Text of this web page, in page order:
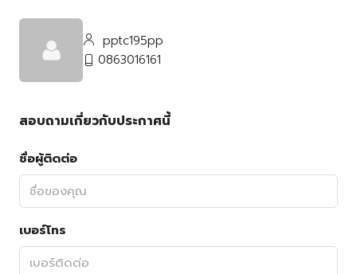
pptc195pp
0863016161
สอบถามเกี่ยวกับประกาศนี้
ชื่อผู้ติดต่อ
เบอร์โทร